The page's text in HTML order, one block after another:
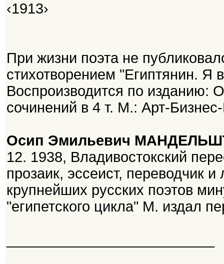
‹1913›
При жизни поэта не
стихотворением "Египтянин. Я
Воспроизводится по
сочинений в 4 т. М.: Арт-
Осип Эмильевич
12. 1938, Владивостокский
прозаик, эссеист, переводчик
крупнейших русских поэтов
"египетского цикла" М. издал